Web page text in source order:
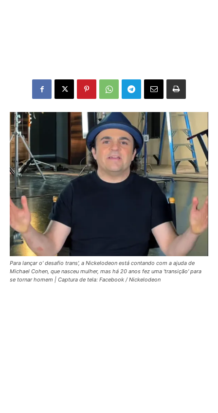
Para lançar o' desafio trans', a Nickelodeon está contando com a ajuda de
Michael Cohen, que nasceu mulher, mas há 20 anos fez uma 'transição' para
se tornar homem | Captura de tela: Facebook / Nickelodeon